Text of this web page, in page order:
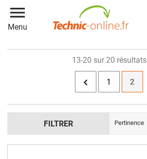
menu
Menu
FILTRER Pertinence
13-20 sur 20 résultats
 1 2